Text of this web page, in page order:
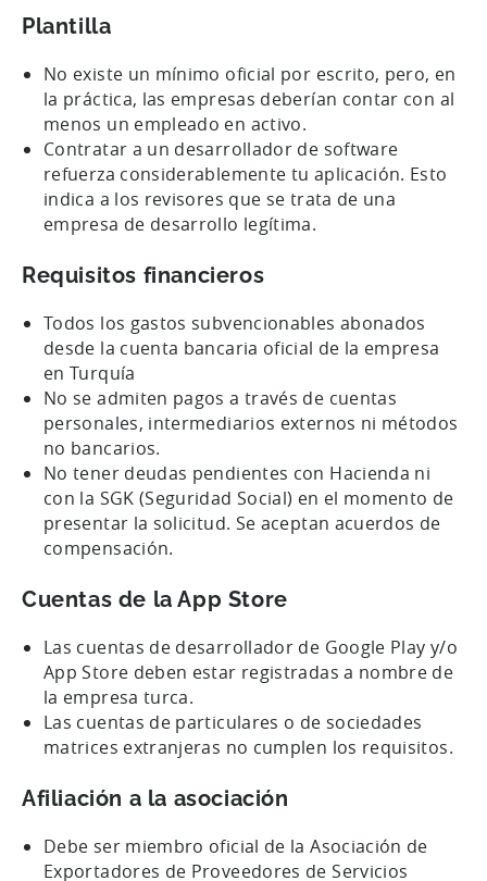
Plantilla
No existe un mínimo oficial por escrito, pero, en
la práctica, las empresas deberían contar con al
menos un empleado en activo.
Contratar a un desarrollador de software
refuerza considerablemente tu aplicación. Esto
indica a los revisores que se trata de una
empresa de desarrollo legítima.
Requisitos financieros
Todos los gastos subvencionables abonados
desde la cuenta bancaria oficial de la empresa
en Turquía
No se admiten pagos a través de cuentas
personales, intermediarios externos ni métodos
no bancarios.
No tener deudas pendientes con Hacienda ni
con la SGK (Seguridad Social) en el momento de
presentar la solicitud. Se aceptan acuerdos de
compensación.
Cuentas de la App Store
Las cuentas de desarrollador de Google Play y/o
App Store deben estar registradas a nombre de
la empresa turca.
Las cuentas de particulares o de sociedades
matrices extranjeras no cumplen los requisitos.
Afiliación a la asociación
Debe ser miembro oficial de la Asociación de
Exportadores de Proveedores de Servicios